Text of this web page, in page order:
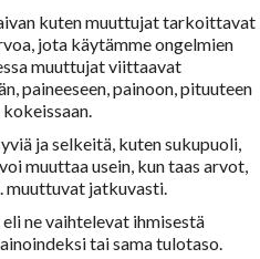
kuten muuttujat tarkoittavat
jota käytämme ongelmien
muuttujat viittaavat
paineeseen, painoon, pituuteen
ja selkeitä, kuten sukupuoli,
muuttaa usein, kun taas arvot,
muuttuvat jatkuvasti.
ne vaihtelevat ihmisestä
tai sama tulotaso.